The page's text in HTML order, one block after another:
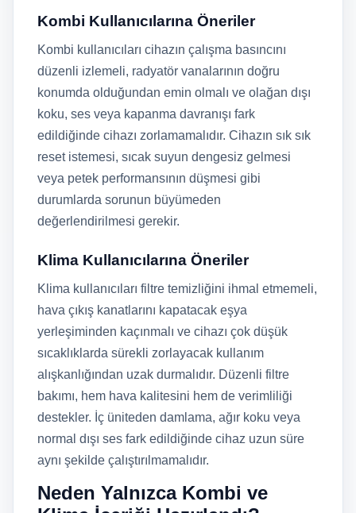
Kombi Kullanıcılarına Öneriler
Kombi kullanıcıları cihazın çalışma basıncını
düzenli izlemeli, radyatör vanalarının doğru
konumda olduğundan emin olmalı ve olağan dışı
koku, ses veya kapanma davranışı fark
edildiğinde cihazı zorlamamalıdır. Cihazın sık sık
reset istemesi, sıcak suyun dengesiz gelmesi
veya petek performansının düşmesi gibi
durumlarda sorunun büyümeden
değerlendirilmesi gerekir.
Klima Kullanıcılarına Öneriler
Klima kullanıcıları filtre temizliğini ihmal etmemeli,
hava çıkış kanatlarını kapatacak eşya
yerleşiminden kaçınmalı ve cihazı çok düşük
sıcaklıklarda sürekli zorlayacak kullanım
alışkanlığından uzak durmalıdır. Düzenli filtre
bakımı, hem hava kalitesini hem de verimliliği
destekler. İç üniteden damlama, ağır koku veya
normal dışı ses fark edildiğinde cihaz uzun süre
aynı şekilde çalıştırılmamalıdır.
Neden Yalnızca Kombi ve